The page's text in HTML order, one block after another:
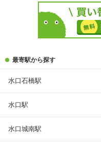
最寄駅から探す
水口石橋駅
水口駅
水口城南駅